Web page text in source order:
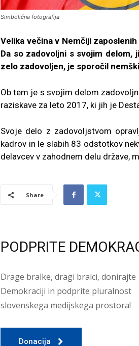
Simbolična fotografija
Velika večina v Nemčiji
Da so zadovoljni s svojim
zelo zadovoljen, je sporočil
Ob tem je s svojim delom
raziskave za leto 2017, ki jih je
Svoje delo z zadovoljstvom
kadrov in le slabih 83 odstotkov
delavcev v zahodnem delu države,
Share
PODPRITE
Drage bralke, dragi bralci, donirajte
Demokraciji in podprite pluralnost
slovenskega medijskega prostora!
Donacija